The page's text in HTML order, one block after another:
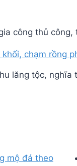
công thủ
lăng tộc, nghĩa